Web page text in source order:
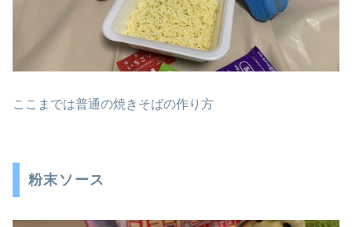
ここまでは普通の焼きそばの作り方
粉末ソース